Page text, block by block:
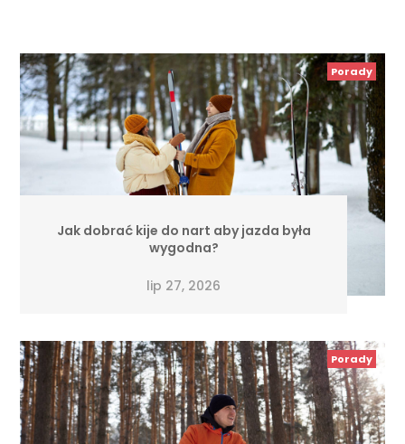
Porady
Jak dobrać kije do nart aby jazda była
wygodna?
lip 27, 2026
Porady